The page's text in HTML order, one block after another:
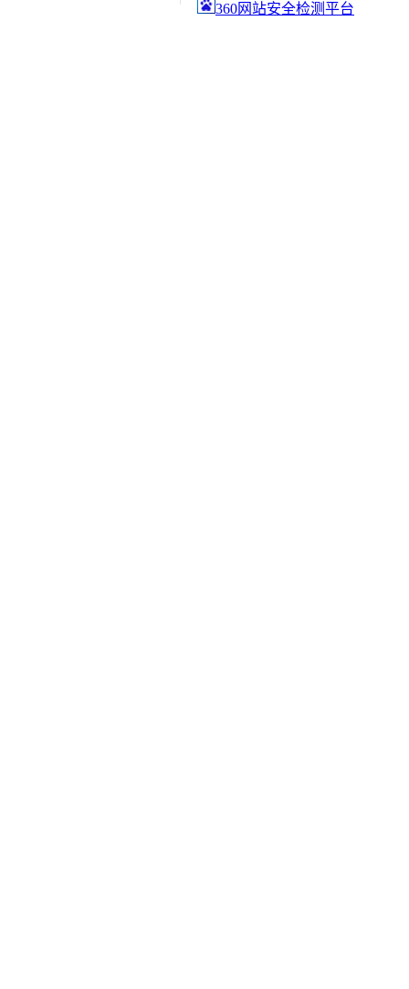
360网站安全检测平台